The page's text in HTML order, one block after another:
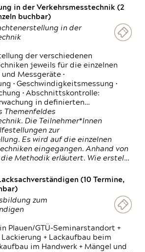
in der Verkehrsmesstechnik (2
buchbar)
in der
der verschiedenen
jeweils für die einzelnen
Messgeräte •
• Geschwindigkeitsmessung •
• Abschnittskontrolle:
in definierten…
Themenfeldes
Die Teilnehmer*Innen
zur
Es wird auf die einzelnen
eingegangen. Anhand von
Methodik erläutert. Wie erstel…
(10 Termine,
zum
Plauen/GTÜ-Seminarstandort +
+ Lackaufbau beim
im Handwerk + Mängel und